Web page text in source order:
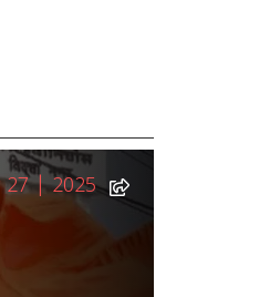
27 | 2025